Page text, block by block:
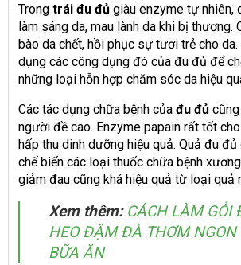
Trong trái đu đủ giàu enzyme tự nhiên,
làm sáng da, mau lành da khi bị thương.
bào da chết, hồi phục sự tươi trẻ cho
dụng các công dụng đó của đu đủ để
những loại hỗn hợp chăm sóc da hiệu
Các tác dụng chữa bệnh của đu đủ
người đề cao. Enzyme papain rất tốt
hấp thu dinh dưỡng hiệu quả. Quả đu
chế biến các loại thuốc chữa bệnh
giảm đau cũng khá hiệu quả từ loại quả
Xem thêm: CÁCH LÀM GỎI
HEO ĐẬM ĐÀ THƠM NGON
BỮA ĂN